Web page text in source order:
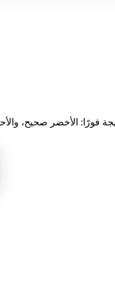
فورًا: الأخضر صحيح،